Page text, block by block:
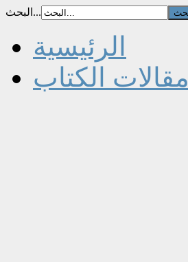
البحث...
الرئيسية
مقالات الكتاب